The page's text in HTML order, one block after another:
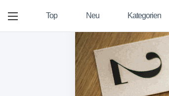
Top Neu Kategorien